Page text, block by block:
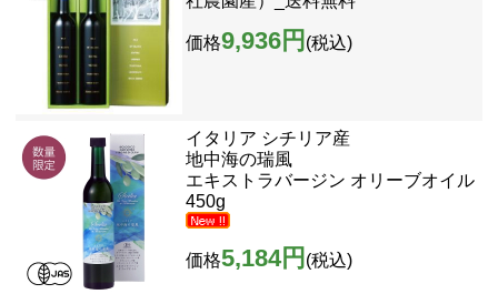
価格9,936円 (税込)
イタリア シチリア産
地中海の瑞風
エキストラバージン オリーブオイル
450g
価格5,184円 (税込)